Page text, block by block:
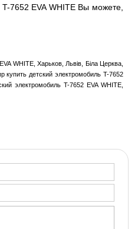
7652 EVA WHITE Вы можете,
WHITE, Харьков, Львів, Біла Церква,
купить детский электромобиль T-7652
электромобиль T-7652 EVA WHITE,